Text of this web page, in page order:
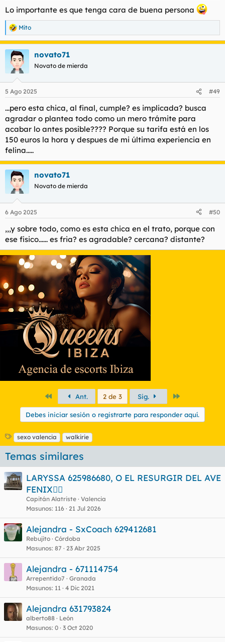
Lo importante es que tenga cara de buena persona
R
e
a
c
c
e
:
Mito
novato71
Novato de mierda
5 Ago 2025 #49
...pero esta chica, al final, cumple? es implicada? busca
agradar o plantea todo como un mero trámite para
acabar lo antes posible???? Porque su tarifa está en los
150 euros la hora y despues de mi última experiencia en
felina.....
novato71
Novato de mierda
6 Ago 2025 #50
,,,y sobre todo, como es esta chica en el trato, porque con
ese fisico...... es fria? es agradable? cercana? distante?
PrimeroAnt. 2 de 3 Sig.
Debes iniciar sesión o registrarte para responder aquí.
E
t
i
u
e
t
sexo valencia walkirie
Temas similares
LARYSSA 625986680, O EL RESURGIR DEL AVE
FENIX🐦‍🔥
Capitán Alatriste Valencia
Masunos 116 21 Jul 2026
Alejandra - SxCoach 629412681
Rebujito Córdoba
Masunos 87 23 Abr 2025
Alejandra - 671114754
Arrepentido7
Granada
Masunos 11 4 Dic 2021
Alejandra 631793824
alberto88
León
Masunos 0 3 Oct 2020